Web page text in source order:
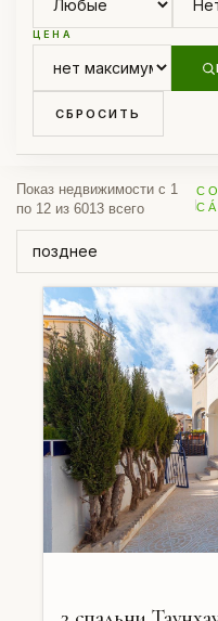
ЦЕНА
СБРОСИТЬ
Показ недвижимости с 1
по 12 из 6013 всего
СОРТИРОВАТЬ ПО